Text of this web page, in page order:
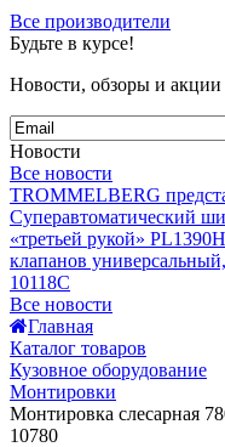
Все производители
Будьте в курсе!
Новости, обзоры и акции
Новости
Все новости
TROMMELBERG
Суперавтоматический
«третьей рукой»
клапанов
10118C
Все новости
Главная
Каталог товаров
Кузовное оборудование
Монтировки
Монтировка слесарная
10780